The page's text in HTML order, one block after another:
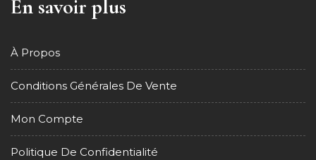
En savoir plus
À Propos
Conditions Générales De Vente
Mon Compte
Politique De Confidentialité